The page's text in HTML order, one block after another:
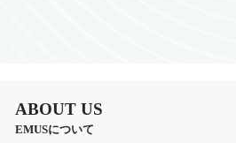
ABOUT US
EMUSについて